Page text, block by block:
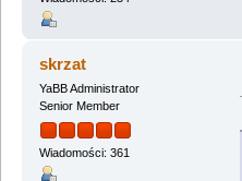
skrzat
YaBB Administrator
Senior Member
Wiadomości: 361